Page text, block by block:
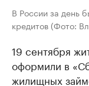
В России за день
кредитов (Фото:
19 сентября
оформили в
жилищных